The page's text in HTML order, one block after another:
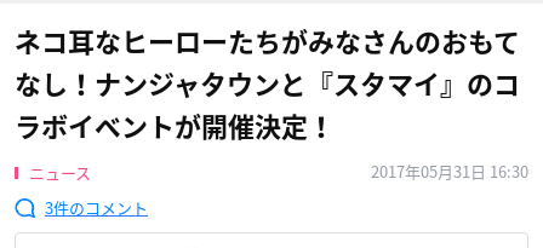
ネコ耳なヒーローたちがみなさんのおもて
なし！ナンジャタウンと『スタマイ』のコ
ラボイベントが開催決定！
ニュース
2017年05月31日 16:30
3